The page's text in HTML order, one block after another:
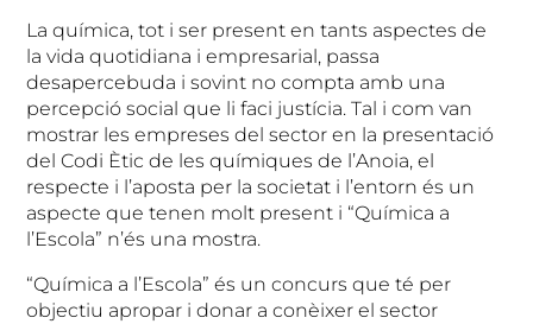
La química, tot i ser present en tants aspectes de
la vida quotidiana i empresarial, passa
desapercebuda i sovint no compta amb una
percepció social que li faci justícia. Tal i com van
mostrar les empreses del sector en la presentació
del Codi Ètic de les químiques de l’Anoia, el
respecte i l’aposta per la societat i l’entorn és un
aspecte que tenen molt present i “Química a
l’Escola” n’és una mostra.
“Química a l’Escola” és un concurs que té per
objectiu apropar i donar a conèixer el sector